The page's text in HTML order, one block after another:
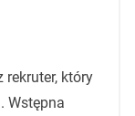
rekruter, który
Wstępna